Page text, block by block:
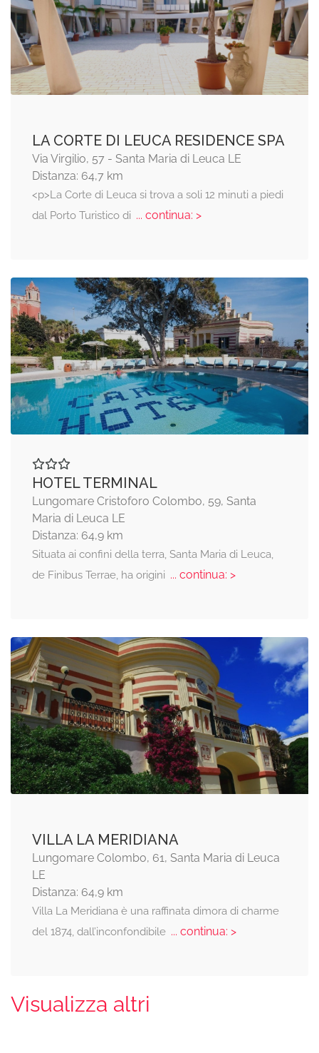
LA CORTE DI LEUCA RESIDENCE SPA
Via Virgilio, 57 - Santa Maria di Leuca LE
Distanza: 64,7 km
<p>La Corte di Leuca si trova a soli 12 minuti a piedi
dal Porto Turistico di ... continua: >
HOTEL TERMINAL
Lungomare Cristoforo Colombo, 59, Santa
Maria di Leuca LE
Distanza: 64,9 km
Situata ai confini della terra, Santa Maria di Leuca,
de Finibus Terrae, ha origini ... continua: >
VILLA LA MERIDIANA
Lungomare Colombo, 61, Santa Maria di Leuca
LE
Distanza: 64,9 km
Villa La Meridiana è una raffinata dimora di charme
del 1874, dall’inconfondibile... continua: >
Visualizza altri